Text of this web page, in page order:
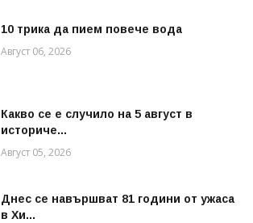
10 трика да пием повече вода
Август 06, 2026
Какво се е случило на 5 август в
историче...
Август 05, 2026
Днес се навършват 81 години от ужаса
в Хи...